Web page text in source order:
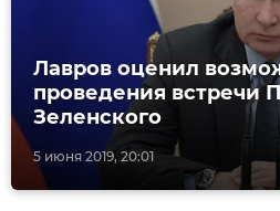
5 июня 2019, 20:01
Лавров оценил
проведения встречи
Зеленского